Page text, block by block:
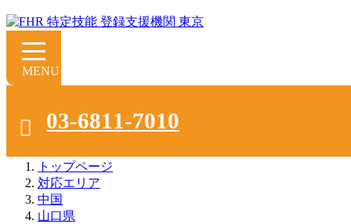
03-6811-7010
探しの方へ
トップページ
対応エリア
中国
山口県